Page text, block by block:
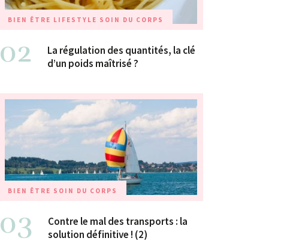
BIEN ÊTRE LIFESTYLE SOIN DU CORPS
02
La régulation des quantités, la clé
d’un poids maîtrisé ?
BIEN ÊTRE SOIN DU CORPS
03
Contre le mal des transports : la
solution définitive ! (2)